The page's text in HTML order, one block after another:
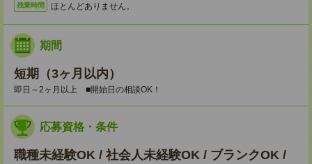
残業時間 ほとんどありません。
期間
短期（3ヶ月以内）
即日～2ヶ月以上 ■開始日の相談OK！
応募資格・条件
職種未経験OK / 社会人未経験OK / ブランクOK /